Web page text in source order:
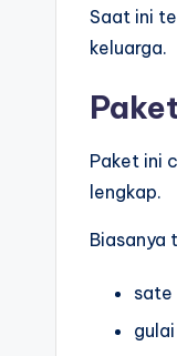
Saat ini
keluarga.
Paket ini
lengkap.
Biasanya
sate